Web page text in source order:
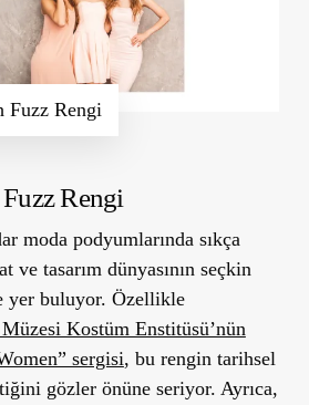
Fuzz Rengi
Rengi
moda podyumlarında sıkça
ve tasarım dünyasının seçkin
yer buluyor. Özellikle
Kostüm Enstitüsü’nün
sergisi, bu rengin tarihsel
gözler önüne seriyor. Ayrıca,